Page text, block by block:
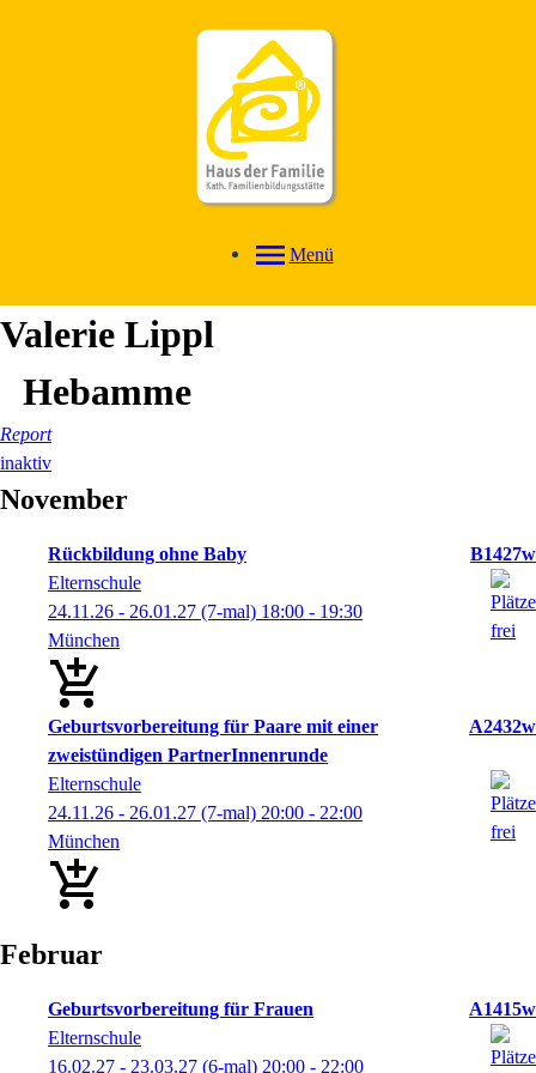
Menü
Valerie Lippl
Hebamme
Report
inaktiv
November
Rückbildung ohne Baby
B1427w
Elternschule
24.11.26 - 26.01.27 (7-mal) 18:00 - 19:30
München
Geburtsvorbereitung für Paare mit einer
zweistündigen PartnerInnenrunde
A2432w
Elternschule
24.11.26 - 26.01.27 (7-mal) 20:00 - 22:00
München
Februar
Geburtsvorbereitung für Frauen
A1415w
Elternschule
16.02.27 - 23.03.27 (6-mal) 20:00 - 22:00